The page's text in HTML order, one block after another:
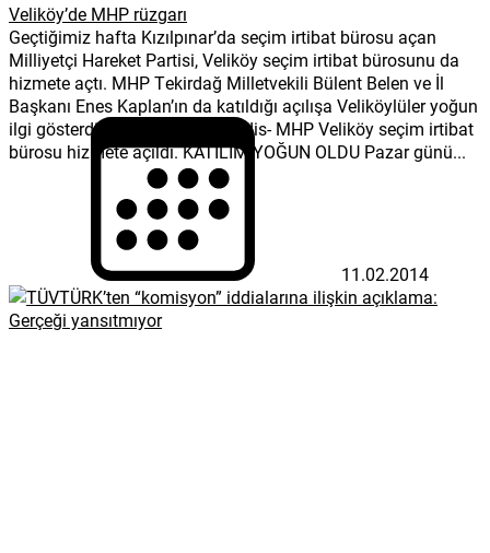
Veliköy’de MHP rüzgarı
Geçtiğimiz hafta Kızılpınar’da seçim irtibat bürosu açan
Milliyetçi Hareket Partisi, Veliköy seçim irtibat bürosunu da
hizmete açtı. MHP Tekirdağ Milletvekili Bülent Belen ve İl
Başkanı Enes Kaplan’ın da katıldığı açılışa Veliköylüler yoğun
ilgi gösterdi Çerkezköy Havadis- MHP Veliköy seçim irtibat
bürosu hizmete açıldı. KATILIM YOĞUN OLDU Pazar günü...
11.02.2014